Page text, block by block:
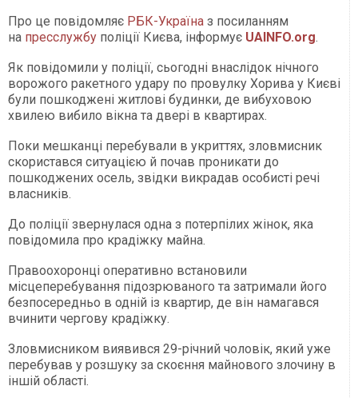
Про це повідомляє РБК-Україна з посиланням
на пресслужбу поліції Києва, інформує UAINFO.org.
Як повідомили у поліції, сьогодні внаслідок нічного
ворожого ракетного удару по провулку Хорива у Києві
були пошкоджені житлові будинки, де вибуховою
хвилею вибило вікна та двері в квартирах.
Поки мешканці перебували в укриттях, зловмисник
скористався ситуацією й почав проникати до
пошкоджених осель, звідки викрадав особисті речі
власників.
До поліції звернулася одна з потерпілих жінок, яка
повідомила про крадіжку майна.
Правоохоронці оперативно встановили
місцеперебування підозрюваного та затримали його
безпосередньо в одній із квартир, де він намагався
вчинити чергову крадіжку.
Зловмисником виявився 29-річний чоловік, який уже
перебував у розшуку за скоєння майнового злочину в
іншій області.